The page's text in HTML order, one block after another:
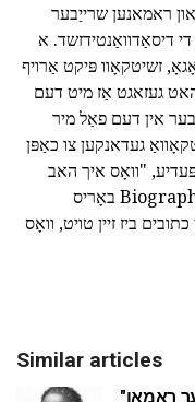
ראמאנען שרייַבער
דיסאַדוואַנטידזשד. א
זשיטקאָוו פּיקט אַרויף
האט געזאגט אַז מיט דעם
אין דעם פאַל מיר
געדאנקען צו כאַפּן
"וואָס איך האב
געזען." און דעם ווערק האט ינפלוענסעד Biography באָריס
ביז זיין טויט, וואָס
Similar articles
"ליסענטיאַטע ווידריעראַ". קיצער ראָמאַן